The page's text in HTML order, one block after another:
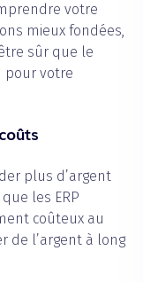
votre
mieux fondées,
sûr que le
pour votre
plus d’argent
les ERP
coûteux au
de l’argent à long